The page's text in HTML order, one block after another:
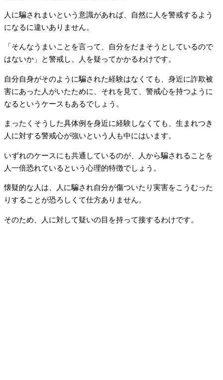
人に騙されまいという意識があれば、自然に人を警戒するよう
になるに違いありません。
「そんなうまいことを言って、自分をだまそうとしているので
はないか」と警戒し、人を疑ってかかるわけです。
自分自身がそのように騙された経験はなくても、身近に詐欺被
害にあった人がいたために、それを見て、警戒心を持つように
なるというケースもあるでしょう。
まったくそうした具体例を身近に経験しなくても、生まれつき
人に対する警戒心が強いという人も中にはいます。
いずれのケースにも共通しているのが、人から騙されることを
人一倍恐れているという心理的特徴でしょう。
懐疑的な人は、人に騙され自分が傷ついたり実害をこうむった
りすることが恐ろしくて仕方ありません。
そのため、人に対して疑いの目を持って接するわけです。